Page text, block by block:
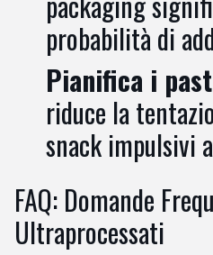
probabilità di
Pianifica i
riduce la
snack impulsivi
FAQ: Domande
Ultraprocessati